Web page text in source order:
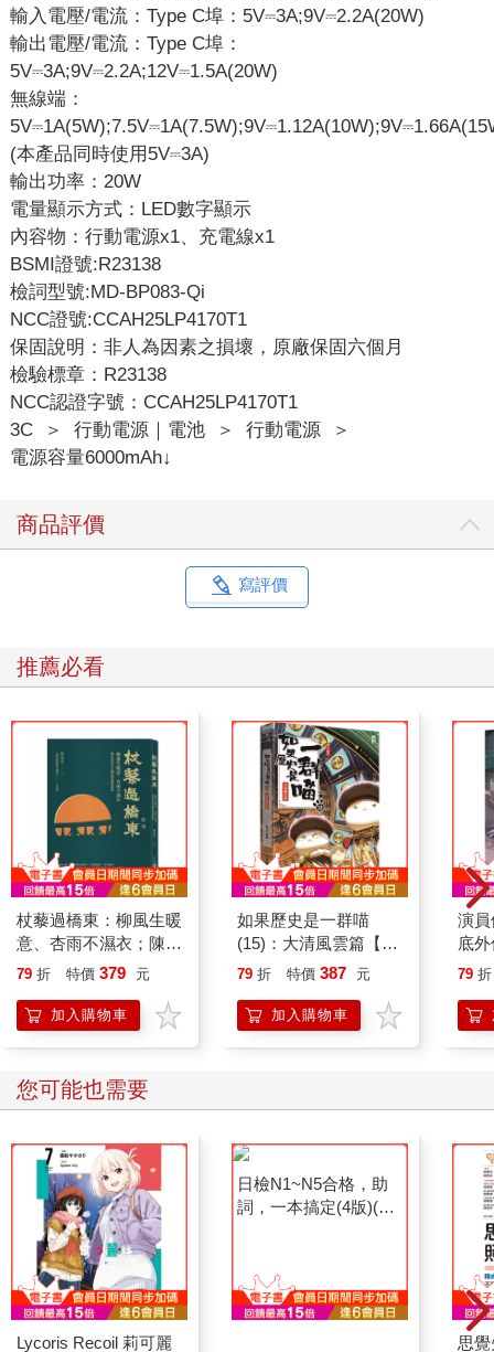
輸入電壓/電流：Type C埠：5V⎓3A;9V⎓2.2A(20W)
輸出電壓/電流：Type C埠：
5V⎓3A;9V⎓2.2A;12V⎓1.5A(20W)
無線端：
(本產品同時使用5V⎓3A)
輸出功率：20W
電量顯示方式：LED數字顯示
內容物：行動電源x1、充電線x1
BSMI證號:R23138
檢詞型號:MD-BP083-Qi
NCC證號:CCAH25LP4170T1
保固說明：非人為因素之損壞，原廠保固六個月
檢驗標章：R23138
NCC認證字號：CCAH25LP4170T1
3C
＞ 行動電源｜電池 ＞ 行動電源
＞
電源容量6000mAh↓
商品評價
寫評價
推薦必看
杖藜過橋東：柳風生暖
意、杏雨不濕衣；陳亮
恭談以心轉境的適齡漫
79 折 特價 379 元
加入購物車
如果歷史是一群喵
(15)：大清風雲篇【萌
貓漫畫學歷史】
79 折 特價 387 元
加入購物車
演
底
79 折
您可能也需要
Lycoris Recoil 莉可麗 思